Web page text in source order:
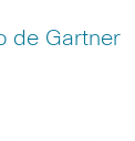
de Gartner